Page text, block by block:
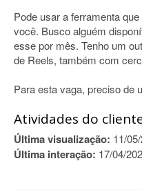
Pode usar a ferramenta
você. Busco alguém
esse por mês. Tenho um
de Reels, também com
Para esta vaga, preciso de
Atividades do
Última visualização: 11/
Última interação: 17/04/